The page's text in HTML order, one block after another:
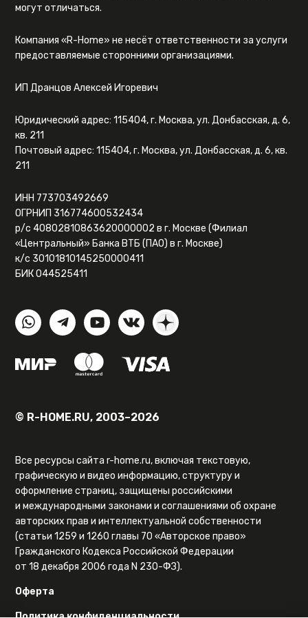
могут отличаться.
Компания «R-Home» не несёт ответственности за услуги
предоставляемые сторонними организациями.
ИП Дранцов Алексей Игоревич
Юридический адрес: 115404, г. Москва, ул. Донбасская, д. 6,
кв. 211
Почтовый адрес: 115404, г. Москва, ул. Донбасская, д. 6, кв.
211
ИНН 773703492669
ОГРНИП 316774600532434
р/с 40802810863620000002 в г. Москве (Филиал
«Центральный» Банка ВТБ (ПАО) в г. Москве)
к/с 30101810145250000411
БИК 044525411
© R-HOME.RU, 2003–2026
Все ресурсы сайта r-home.ru, включая текстовую,
графическую и видео информацию, структуру и
оформление страниц, защищены российскими
и международными законами и соглашениями об охране
авторских прав и интеллектуальной собственности
(статьи 1259 и 1260 главы 70 «Авторское право»
Гражданского Кодекса Российской Федерации
от 18 декабря 2006 года N 230-ФЗ).
Оферта